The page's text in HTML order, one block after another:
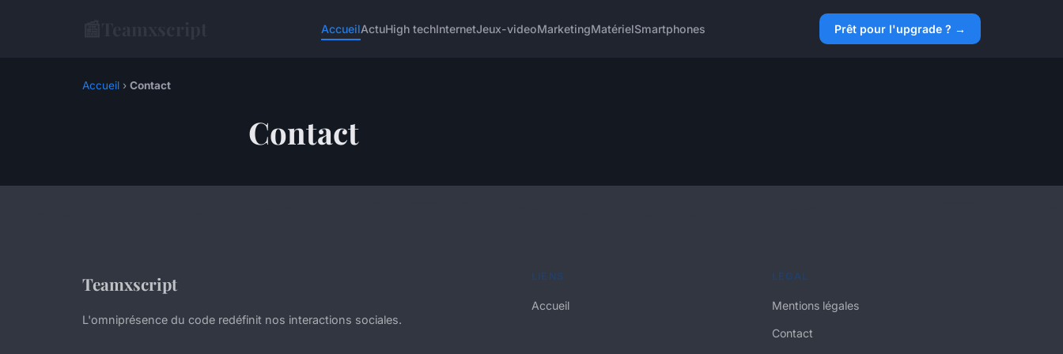
AccueilActuHigh techInternetJeux-videoMarketingMatérielSmartphones Prêt pour l'upgrade ? →
Accueil › Contact
Contact
Teamxscript
L'omniprésence du code redéfinit nos interactions sociales.
LIENS
Accueil
LÉGAL
Mentions légales
Contact